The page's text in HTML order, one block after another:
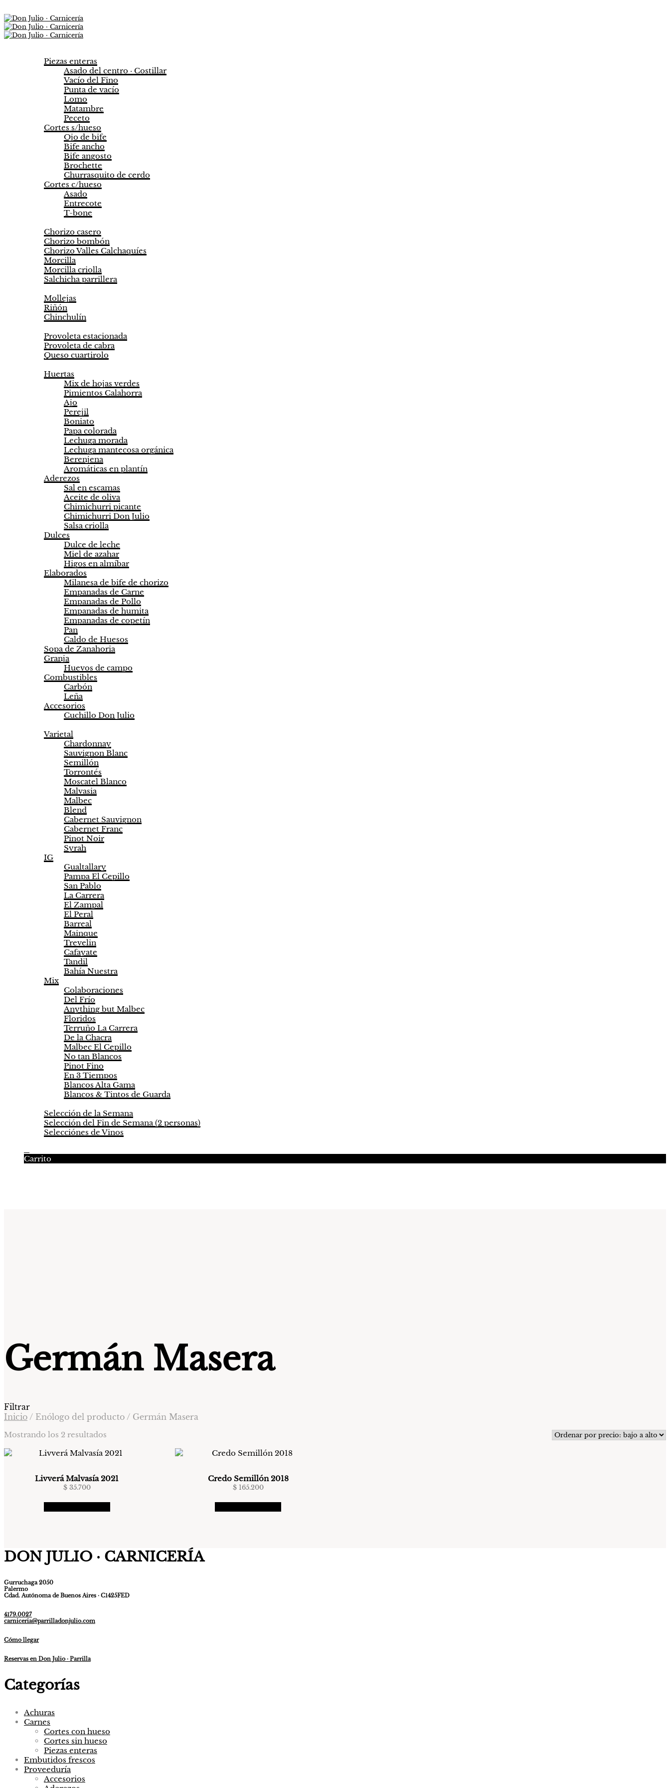
Piezas enteras
Asado del centro · Costillar
Vacío del Fino
Punta de vacío
Lomo
Matambre
Peceto
Cortes s/hueso
Ojo de bife
Bife ancho
Bife angosto
Brochette
Churrasquito de cerdo
Cortes c/hueso
Asado
Entrecote
T-bone
Chorizo casero
Chorizo bombón
Chorizo Valles Calchaquíes
Morcilla
Morcilla criolla
Salchicha parrillera
Mollejas
Riñón
Chinchulín
Provoleta estacionada
Provoleta de cabra
Queso cuartirolo
Huertas
Mix de hojas verdes
Pimientos Calahorra
Ajo
Perejil
Boniato
Papa colorada
Lechuga morada
Lechuga mantecosa orgánica
Berenjena
Aromáticas en plantín
Aderezos
Sal en escamas
Aceite de oliva
Chimichurri picante
Chimichurri Don Julio
Salsa criolla
Dulces
Dulce de leche
Miel de azahar
Higos en almíbar
Elaborados
Milanesa de bife de chorizo
Empanadas de Carne
Empanadas de Pollo
Empanadas de humita
Empanadas de copetín
Pan
Caldo de Huesos
Sopa de Zanahoria
Granja
Huevos de campo
Combustibles
Carbón
Leña
Accesorios
Cuchillo Don Julio
Varietal
Chardonnay
Sauvignon Blanc
Semillón
Torrontés
Moscatel Blanco
Malvasia
Malbec
Blend
Cabernet Sauvignon
Cabernet Franc
Pinot Noir
Syrah
IG
Gualtallary
Pampa El Cepillo
San Pablo
La Carrera
El Zampal
El Peral
Barreal
Mainque
Trevelin
Cafayate
Tandil
Bahía Nuestra
Mix
Colaboraciones
Del Frío
Anything but Malbec
Floridos
Terruño La Carrera
De la Chacra
Malbec El Cepillo
No tan Blancos
Pinot Fino
En 3 Tiempos
Blancos Alta Gama
Blancos & Tintos de Guarda
Selección de la Semana
Selección del Fin de Semana (2 personas)
Selecciónes de Vinos
Carrito
Germán Masera
Filtrar
Inicio / Enólogo del producto / Germán Masera
Mostrando los 2 resultados
precio:
a
Livverá Malvasía 2021
$35.700
Credo Semillón 2018
$165.200
DON JULIO · CARNICERÍA
Gurruchaga 2050
Palermo
Cdad. Autónoma de Buenos Aires · C1425FED
4179.0027
carniceria@parrilladonjulio.com
Cómo llegar
Reservas en Don Julio · Parrilla
Categorías
Achuras
Carnes
Cortes con hueso
Cortes sin hueso
Piezas enteras
Embutidos frescos
Proveeduría
Accesorios